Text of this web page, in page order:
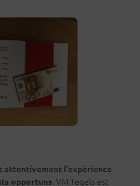
attentivement l'expérience
opportuns. VM Tegels est